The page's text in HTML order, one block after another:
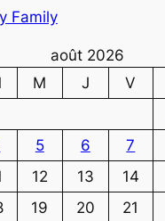
Family
août 2026
M J V
5 6 7
12 13 14
19 20 21